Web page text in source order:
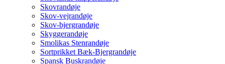
Skovrandøje
Skov-vejrandøje
Skov-bjergrandøje
Skyggerandøje
Smolikas Stenrandøje
Sortprikket Bæk-Bjergrandøje
Spansk Buskrandøje